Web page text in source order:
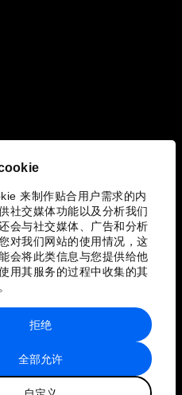
来制作贴合用户需求的内
社交媒体功能以及分析我们
会与社交媒体、广告和分析
对我们网站的使用情况，这
会将此类信息与您提供给他
用其服务的过程中收集的其
全部允许
拒绝
地图